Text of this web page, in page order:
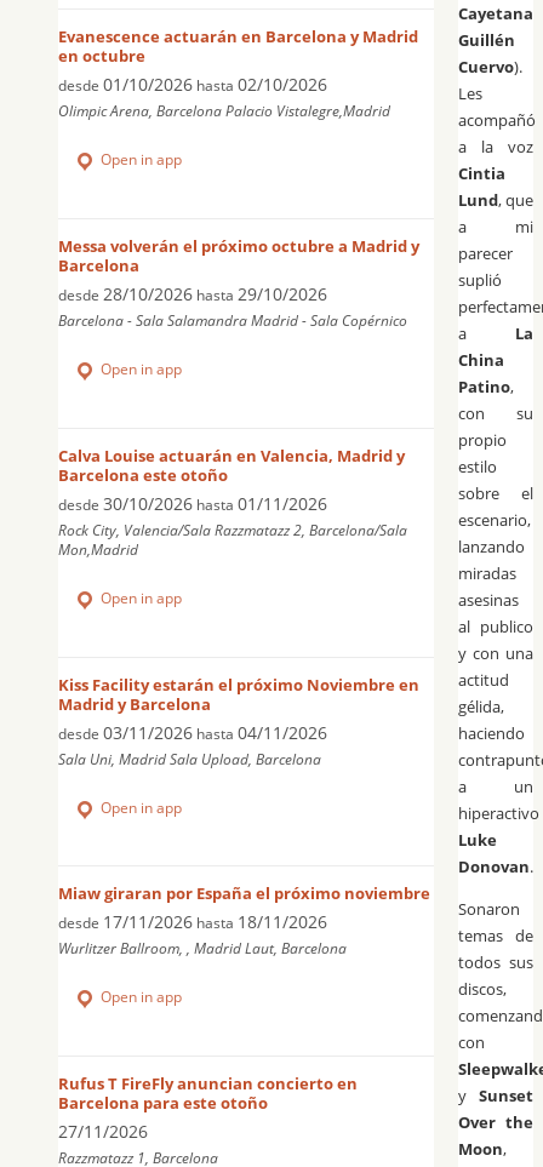
Cayetana
Guillén
Cuervo).
Les
acompañó
a la voz
Cintia
Lund, que
a mi
parecer
suplió
a La
China
Patino,
con su
propio
estilo
sobre el
escenario,
lanzando
miradas
asesinas
al publico
y con una
actitud
gélida,
haciendo
a un
hiperactivo
Luke
Donovan.
Sonaron
temas de
todos sus
discos,
con
y Sunset
Over the
Moon,
Evanescence actuarán en Barcelona y Madrid
en octubre
desde 01/10/2026 hasta 02/10/2026
Olimpic Arena, Barcelona Palacio Vistalegre,Madrid
Open in app
Messa volverán el próximo octubre a Madrid y
Barcelona
desde 28/10/2026 hasta 29/10/2026
Barcelona - Sala Salamandra Madrid - Sala Copérnico
Open in app
Calva Louise actuarán en Valencia, Madrid y
Barcelona este otoño
desde 30/10/2026 hasta 01/11/2026
Rock City, Valencia/Sala Razzmatazz 2, Barcelona/Sala
Mon,Madrid
Open in app
Kiss Facility estarán el próximo Noviembre en
Madrid y Barcelona
desde 03/11/2026 hasta 04/11/2026
Sala Uni, Madrid Sala Upload, Barcelona
Open in app
Miaw giraran por España el próximo noviembre
desde 17/11/2026 hasta 18/11/2026
Wurlitzer Ballroom, , Madrid Laut, Barcelona
Open in app
Rufus T FireFly anuncian concierto en
Barcelona para este otoño
27/11/2026
Razzmatazz 1, Barcelona